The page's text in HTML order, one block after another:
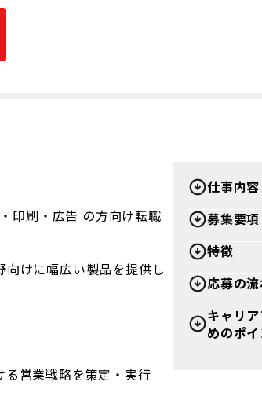
印刷・広告 の方向け転職
けに幅広い製品を提供し
る営業戦略を策定・実行
仕事内容
募集要項
特徴
応募の
キャリ
めのポ